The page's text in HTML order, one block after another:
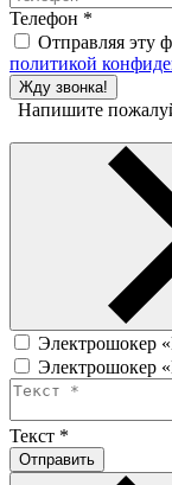
Телефон *
Отправляя эту
политикой
Жду звонка!
Напишите
Электрошокер
Электрошокер
Текст *
Отправить